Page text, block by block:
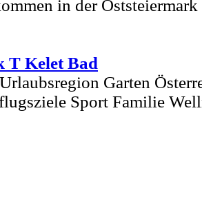
in der Oststeiermark
T Kelet Bad
Garten
Sport Familie